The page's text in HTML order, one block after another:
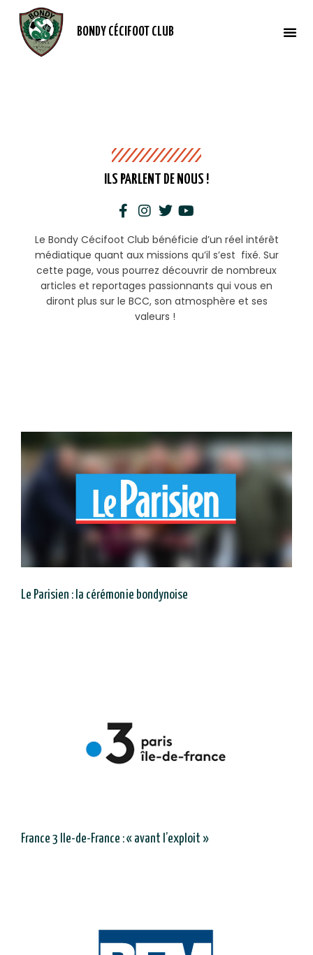
BONDY CÉCIFOOT CLUB
ILS PARLENT DE NOUS !
Le Bondy Cécifoot Club bénéficie d’un réel intérêt
médiatique quant aux missions qu’il s’est fixé. Sur
cette page, vous pourrez découvrir de nombreux
articles et reportages passionnants qui vous en
diront plus sur le BCC, son atmosphère et ses
valeurs !
Le Parisien : la cérémonie bondynoise
France 3 Ile-de-France : « avant l’exploit »